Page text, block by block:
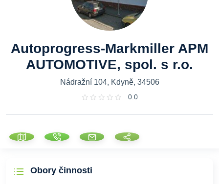
Autoprogress-Markmiller APM
AUTOMOTIVE, spol. s r.o.
Nádražní 104, Kdyně, 34506
0.0
Obory činnosti